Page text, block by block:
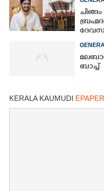
ബാച്ച്
KERALA KAUMUDI EPAPER